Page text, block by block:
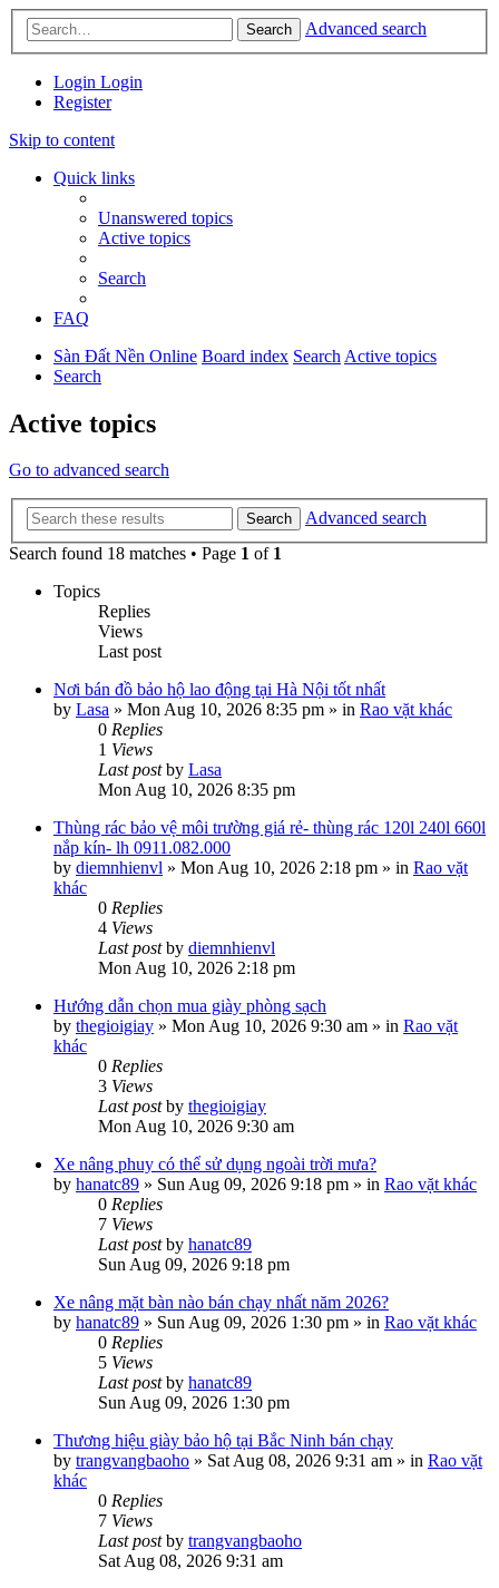
Search Advanced search
Login Login
Register
Skip to content
Quick links
Unanswered topics
Active topics
Search
FAQ
Sàn Đất Nền Online Board index Search Active topics
Search
Active topics
Go to advanced search
Search
Advanced search
Search found 18 matches • Page 1 of 1
Topics
Replies
Views
Last post
Nơi bán đồ bảo hộ lao động tại Hà Nội tốt nhất
by Lasa » Mon Aug 10, 2026 8:35 pm » in Rao vặt khác
0 Replies
1 Views
Last postby Lasa
Mon Aug 10, 2026 8:35 pm
Thùng rác bảo vệ môi trường giá rẻ- thùng rác 120l 240l 660l
nắp kín- lh 0911.082.000
by diemnhienvl » Mon Aug 10, 2026 2:18 pm » in Rao vặt
khác
0 Replies
4 Views
Last postby diemnhienvl
Mon Aug 10, 2026 2:18 pm
Hướng dẫn chọn mua giày phòng sạch
by thegioigiay » Mon Aug 10, 2026 9:30 am » in Rao vặt
khác
0 Replies
3 Views
Last postby thegioigiay
Mon Aug 10, 2026 9:30 am
Xe nâng phuy có thể sử dụng ngoài trời mưa?
by hanatc89 » Sun Aug 09, 2026 9:18 pm » in Rao vặt khác
0 Replies
7 Views
Last postby hanatc89
Sun Aug 09, 2026 9:18 pm
Xe nâng mặt bàn nào bán chạy nhất năm 2026?
by hanatc89 » Sun Aug 09, 2026 1:30 pm » in Rao vặt khác
0 Replies
5 Views
Last postby hanatc89
Sun Aug 09, 2026 1:30 pm
Thương hiệu giày bảo hộ tại Bắc Ninh bán chạy
by trangvangbaoho » Sat Aug 08, 2026 9:31 am » in Rao vặt
khác
0 Replies
7 Views
Last postby trangvangbaoho
Sat Aug 08, 2026 9:31 am